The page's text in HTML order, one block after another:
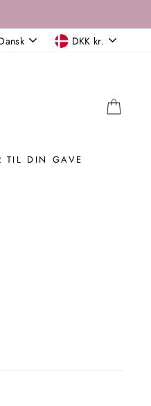
VALUTA
DKK kr.
TIL DIN GAVE